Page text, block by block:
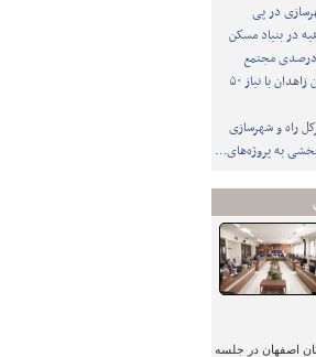
در پی
در بنیاد مسکن
اینفوموشن| پیشرفت ۲۵ درصدی مجتمع
فرهنگی شهید رجایی شهرستان زاهدان با نیاز ۵۰
راه و شهرسازی
به پروژه‌های…
اصفهان در جلسه